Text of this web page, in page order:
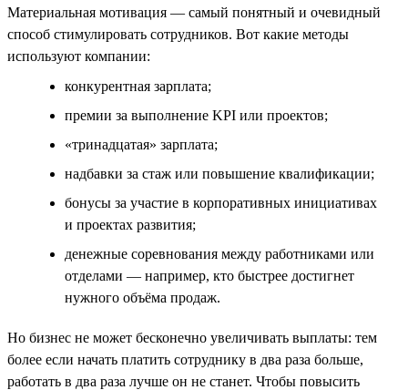
Материальная мотивация — самый понятный и очевидный
способ стимулировать сотрудников. Вот какие методы
используют компании:
конкурентная зарплата;
премии за выполнение KPI или проектов;
«тринадцатая» зарплата;
надбавки за стаж или повышение квалификации;
бонусы за участие в корпоративных инициативах
и проектах развития;
денежные соревнования между работниками или
отделами — например, кто быстрее достигнет
нужного объёма продаж.
Но бизнес не может бесконечно увеличивать выплаты: тем
более если начать платить сотруднику в два раза больше,
работать в два раза лучше он не станет. Чтобы повысить